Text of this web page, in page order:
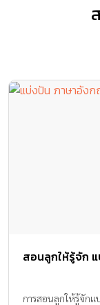
สอนลูกให้รู้จัก
การสอนลูกให้รู้จัก